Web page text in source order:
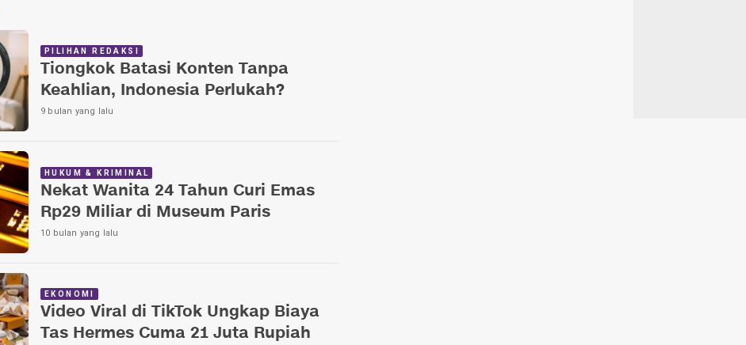
PILIHAN REDAKSI
Tiongkok Batasi Konten Tanpa
Keahlian, Indonesia Perlukah?
9 bulan yang lalu
HUKUM & KRIMINAL
Nekat Wanita 24 Tahun Curi Emas
Rp29 Miliar di Museum Paris
10 bulan yang lalu
EKONOMI
Video Viral di TikTok Ungkap Biaya
Tas Hermes Cuma 21 Juta Rupiah